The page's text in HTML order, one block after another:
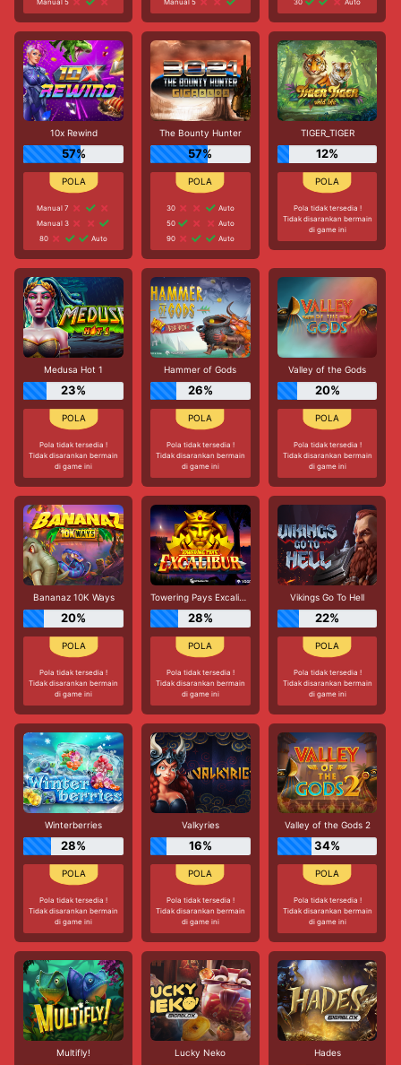
10x Rewind
57%
Manual 7
Manual 3
80
Auto
The Bounty Hunter
57%
30
Auto
50
Auto
90
Auto
TIGER_TIGER
12%
Pola tidak tersedia !
Tidak disarankan bermain
di game ini
Medusa Hot 1
23%
Pola tidak tersedia !
Tidak disarankan bermain
di game ini
Hammer of Gods
26%
Pola tidak tersedia !
Tidak disarankan bermain
di game ini
Valley of the Gods
20%
Pola tidak tersedia !
Tidak disarankan bermain
di game ini
Bananaz 10K Ways
20%
Pola tidak tersedia !
Tidak disarankan bermain
di game ini
Towering Pays Excalibur
28%
Pola tidak tersedia !
Tidak disarankan bermain
di game ini
Vikings Go To Hell
22%
Pola tidak tersedia !
Tidak disarankan bermain
di game ini
Winterberries
28%
Pola tidak tersedia !
Tidak disarankan bermain
di game ini
Valkyries
16%
Pola tidak tersedia !
Tidak disarankan bermain
di game ini
Valley of the Gods 2
34%
Pola tidak tersedia !
Tidak disarankan bermain
di game ini
Multifly! Lucky Neko Hades